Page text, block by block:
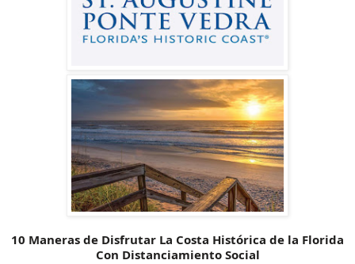
10 Maneras de Disfrutar La Costa Histórica de la Florida
Con Distanciamiento Social